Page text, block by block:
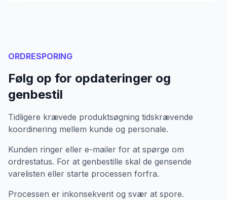
ORDRESPORING
Følg op for opdateringer og
genbestil
Tidligere krævede produktsøgning tidskrævende
koordinering mellem kunde og personale.
Kunden ringer eller e-mailer for at spørge om
ordrestatus. For at genbestille skal de gensende
varelisten eller starte processen forfra.
Processen er inkonsekvent og svær at spore.